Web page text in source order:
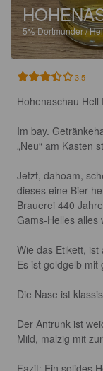
5% Dortmunder /
3.5
Hohenaschau Hell
Im bay.
„Neu“ am Kasten
Jetzt, dahoam,
dieses eine Bier
Brauerei 440
Gams-Helles alles
Wie das Etikett,
Es ist goldgelb mit
Die Nase ist
Der Antrunk ist
Mild, malzig mit